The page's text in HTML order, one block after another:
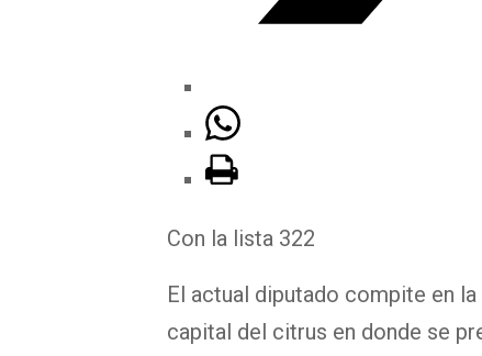
Con la lista 322
El actual diputado compite en
capital del citrus en donde se